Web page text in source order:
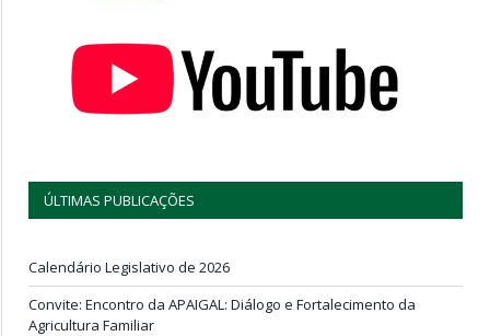
ÚLTIMAS PUBLICAÇÕES
Calendário Legislativo de 2026
Convite: Encontro da APAIGAL: Diálogo e Fortalecimento da
Agricultura Familiar